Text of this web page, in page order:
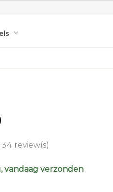
34 review(s)
vandaag verzonden